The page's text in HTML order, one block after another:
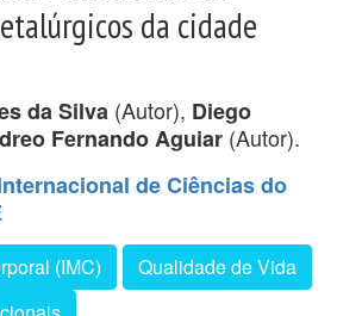
da cidade
da Silva (Autor), Diego
Fernando Aguiar (Autor).
de Ciências do
(IMC)
Qualidade de Vida